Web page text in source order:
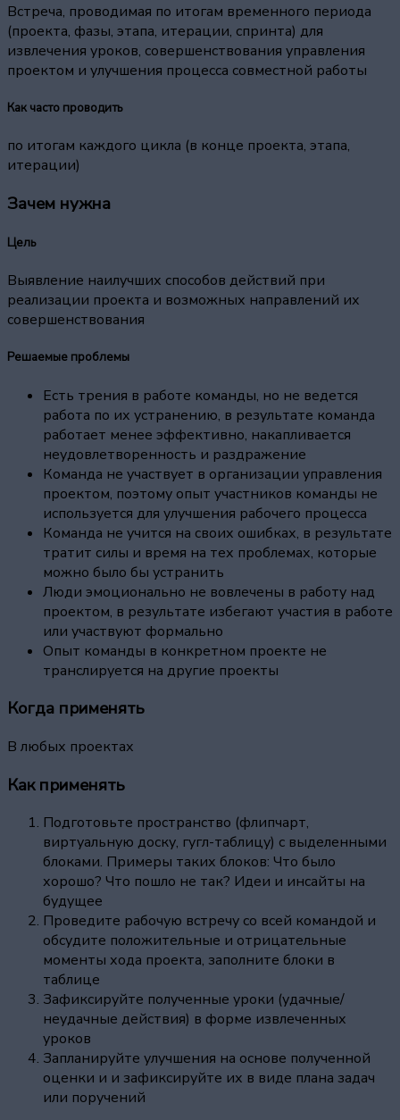
Встреча, проводимая по итогам временного периода
(проекта, фазы, этапа, итерации, спринта) для
извлечения уроков, совершенствования управления
проектом и улучшения процесса совместной работы
Как часто проводить
по итогам каждого цикла (в конце проекта, этапа,
итерации)
Зачем нужна
Цель
Выявление наилучших способов действий при
реализации проекта и возможных направлений их
совершенствования
Решаемые проблемы
Есть трения в работе команды, но не ведется
работа по их устранению, в результате команда
работает менее эффективно, накапливается
неудовлетворенность и раздражение
Команда не участвует в организации управления
проектом, поэтому опыт участников команды не
используется для улучшения рабочего процесса
Команда не учится на своих ошибках, в результате
тратит силы и время на тех проблемах, которые
можно было бы устранить
Люди эмоционально не вовлечены в работу над
проектом, в результате избегают участия в работе
или участвуют формально
Опыт команды в конкретном проекте не
транслируется на другие проекты
Когда применять
В любых проектах
Как применять
Подготовьте пространство (флипчарт,
виртуальную доску, гугл-таблицу) с выделенными
блоками. Примеры таких блоков: Что было
хорошо? Что пошло не так? Идеи и инсайты на
будущее
Проведите рабочую встречу со всей командой и
обсудите положительные и отрицательные
моменты хода проекта, заполните блоки в
таблице
Зафиксируйте полученные уроки (удачные/
неудачные действия) в форме извлеченных
уроков
Запланируйте улучшения на основе полученной
оценки и и зафиксируйте их в виде плана задач
или поручений